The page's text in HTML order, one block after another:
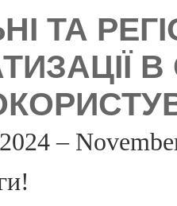
ТА
В
–